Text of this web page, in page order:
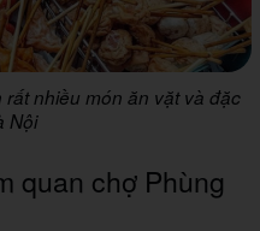
rất nhiều món ăn vặt và đặc
Nội
quan chợ Phùng